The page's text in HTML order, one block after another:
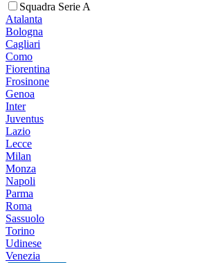
Squadra Serie A
Atalanta
Bologna
Cagliari
Como
Fiorentina
Frosinone
Genoa
Inter
Juventus
Lazio
Lecce
Milan
Monza
Napoli
Parma
Roma
Sassuolo
Torino
Udinese
Venezia